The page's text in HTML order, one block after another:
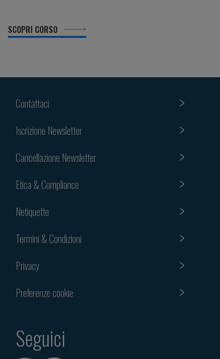
SCOPRI CORSO
Contattaci
Iscrizione Newsletter
Cancellazione Newsletter
Etica & Compliance
Netiquette
Termini & Condizioni
Privacy
Preferenze cookie
Seguici